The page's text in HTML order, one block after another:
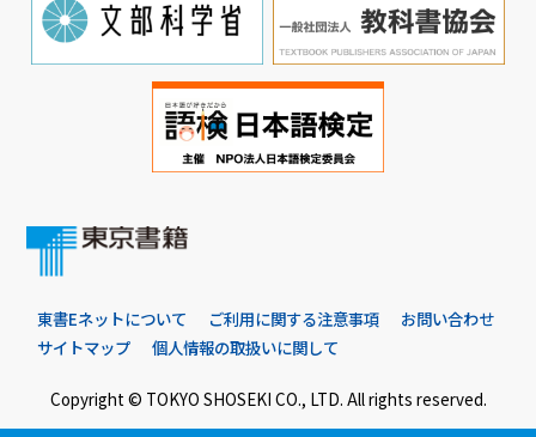
東書Eネットについて ご利用に関する注意事項
お問い合わせ
サイトマップ
個人情報の取扱いに関して
Copyright © TOKYO SHOSEKI CO., LTD. All rights reserved.